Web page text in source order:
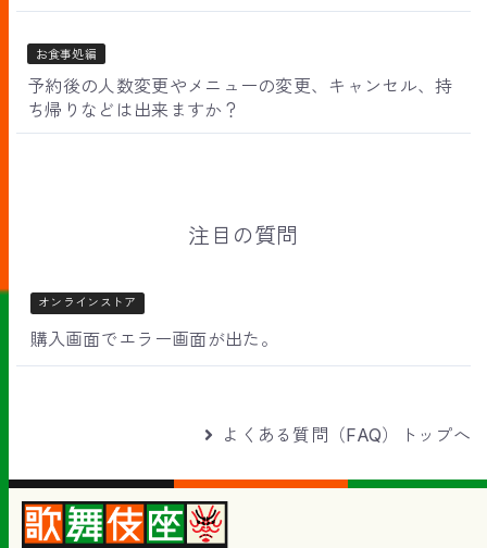
お食事処編
予約後の人数変更やメニューの変更、キャンセル、持
ち帰りなどは出来ますか？
注目の質問
オンラインストア
購入画面でエラー画面が出た。
よくある質問（FAQ）トップへ